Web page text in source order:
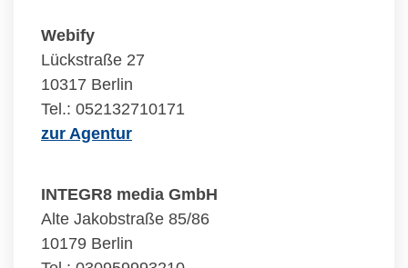
Webify
Lückstraße 27
10317 Berlin
Tel.: 052132710171
zur Agentur
INTEGR8 media GmbH
Alte Jakobstraße 85/86
10179 Berlin